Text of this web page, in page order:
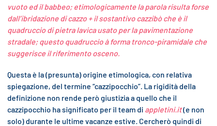
vuoto ed il babbeo; etimologicamente la parola risulta forse
dall’ibridazione di cazzo + il sostantivo cazzibò che è il
quadruccio di pietra lavica usato per la pavimentazione
stradale; questo quadruccio à forma tronco-piramidale che
suggerisce il riferimento osceno.
Questa è la (presunta) origine etimologica, con relativa
spiegazione, del termine “cazzipocchio”. La rigidità della
definizione non rende però giustizia a quello che il
cazzipocchio ha significato per il team di appletini.it(e non
solo) durante le ultime vacanze estive. Cercherò quindi di